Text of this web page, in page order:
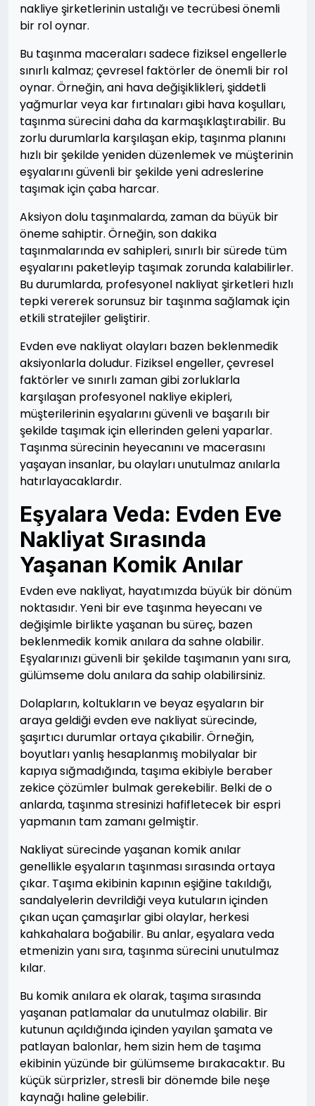
nakliye şirketlerinin ustalığı ve tecrübesi önemli
bir rol oynar.
Bu taşınma maceraları sadece fiziksel engellerle
sınırlı kalmaz; çevresel faktörler de önemli bir rol
oynar. Örneğin, ani hava değişiklikleri, şiddetli
yağmurlar veya kar fırtınaları gibi hava koşulları,
taşınma sürecini daha da karmaşıklaştırabilir. Bu
zorlu durumlarla karşılaşan ekip, taşınma planını
hızlı bir şekilde yeniden düzenlemek ve müşterinin
eşyalarını güvenli bir şekilde yeni adreslerine
taşımak için çaba harcar.
Aksiyon dolu taşınmalarda, zaman da büyük bir
öneme sahiptir. Örneğin, son dakika
taşınmalarında ev sahipleri, sınırlı bir sürede tüm
eşyalarını paketleyip taşımak zorunda kalabilirler.
Bu durumlarda, profesyonel nakliyat şirketleri hızlı
tepki vererek sorunsuz bir taşınma sağlamak için
etkili stratejiler geliştirir.
Evden eve nakliyat olayları bazen beklenmedik
aksiyonlarla doludur. Fiziksel engeller, çevresel
faktörler ve sınırlı zaman gibi zorluklarla
karşılaşan profesyonel nakliye ekipleri,
müşterilerinin eşyalarını güvenli ve başarılı bir
şekilde taşımak için ellerinden geleni yaparlar.
Taşınma sürecinin heyecanını ve macerasını
yaşayan insanlar, bu olayları unutulmaz anılarla
hatırlayacaklardır.
Eşyalara Veda: Evden Eve
Nakliyat Sırasında
Yaşanan Komik Anılar
Evden eve nakliyat, hayatımızda büyük bir dönüm
noktasıdır. Yeni bir eve taşınma heyecanı ve
değişimle birlikte yaşanan bu süreç, bazen
beklenmedik komik anılara da sahne olabilir.
Eşyalarınızı güvenli bir şekilde taşımanın yanı sıra,
gülümseme dolu anılara da sahip olabilirsiniz.
Dolapların, koltukların ve beyaz eşyaların bir
araya geldiği evden eve nakliyat sürecinde,
şaşırtıcı durumlar ortaya çıkabilir. Örneğin,
boyutları yanlış hesaplanmış mobilyalar bir
kapıya sığmadığında, taşıma ekibiyle beraber
zekice çözümler bulmak gerekebilir. Belki de o
anlarda, taşınma stresinizi hafifletecek bir espri
yapmanın tam zamanı gelmiştir.
Nakliyat sürecinde yaşanan komik anılar
genellikle eşyaların taşınması sırasında ortaya
çıkar. Taşıma ekibinin kapının eşiğine takıldığı,
sandalyelerin devrildiği veya kutuların içinden
çıkan uçan çamaşırlar gibi olaylar, herkesi
kahkahalara boğabilir. Bu anlar, eşyalara veda
etmenizin yanı sıra, taşınma sürecini unutulmaz
kılar.
Bu komik anılara ek olarak, taşıma sırasında
yaşanan patlamalar da unutulmaz olabilir. Bir
kutunun açıldığında içinden yayılan şamata ve
patlayan balonlar, hem sizin hem de taşıma
ekibinin yüzünde bir gülümseme bırakacaktır. Bu
küçük sürprizler, stresli bir dönemde bile neşe
kaynağı haline gelebilir.